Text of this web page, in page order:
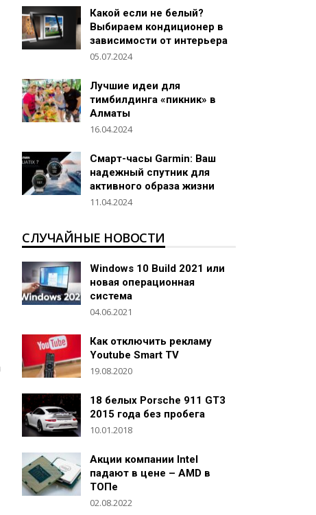
Какой если не белый?
Выбираем кондиционер в
зависимости от интерьера
05.07.2024
Лучшие идеи для
тимбилдинга «пикник» в
Алматы
16.04.2024
Смарт-часы Garmin: Ваш
надежный спутник для
активного образа жизни
11.04.2024
СЛУЧАЙНЫЕ НОВОСТИ
Windows 10 Build 2021 или
новая операционная
система
04.06.2021
Как отключить рекламу
Youtube Smart TV
19.08.2020
18 белых Porsche 911 GT3
2015 года без пробега
10.01.2018
Акции компании Intel
падают в цене – AMD в
ТОПе
02.08.2022